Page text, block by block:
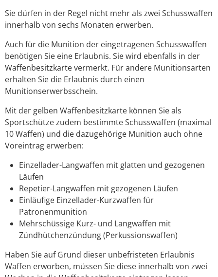
Sie dürfen in der Regel nicht mehr als zwei Schusswaffen
innerhalb von sechs Monaten erwerben.
Auch für die Munition der eingetragenen Schusswaffen
benötigen Sie eine Erlaubnis. Sie wird ebenfalls in der
Waffenbesitzkarte vermerkt. Für andere Munitionsarten
erhalten Sie die Erlaubnis durch einen
Munitionserwerbsschein.
Mit der gelben Waffenbesitzkarte können Sie als
Sportschütze zudem bestimmte Schusswaffen (maximal
10 Waffen) und die dazugehörige Munition auch ohne
Voreintrag erwerben:
Einzellader-Langwaffen mit glatten und gezogenen
Läufen
Repetier-Langwaffen mit gezogenen Läufen
Einläufige Einzellader-Kurzwaffen für
Patronenmunition
Mehrschüssige Kurz- und Langwaffen mit
Zündhütchenzündung (Perkussionswaffen)
Haben Sie auf Grund dieser unbefristeten Erlaubnis
Waffen erworben, müssen Sie diese innerhalb von zwei